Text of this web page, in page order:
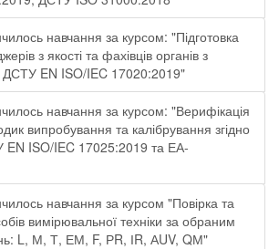
навчання за курсом: "Підготовка
з якості та фахівців органів з
ДСТУ EN ISO/IEC 17020:2019"
навчання за курсом: "Верифікація
випробування та калібрування згідно
ISO/IEC 17025:2019 та ЕА-
навчання за курсом "Повірка та
вимірювальної техніки за обраним
L, М, Т, ЕМ, F, РR, ІR, АUV, QМ"